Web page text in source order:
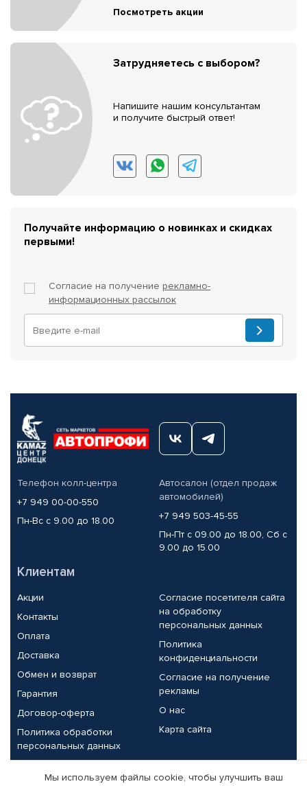
Посмотреть акции
Затрудняетесь с выбором?
Напишите нашим консультантам
и получите быстрый ответ!
Получайте информацию о новинках и скидках
первыми!
Согласие на получение рекламно-
информационных рассылок
Телефон колл-центра
+7 949 00-00-550
Пн-Вс с 9.00 до 18.00
Автосалон (отдел продаж
автомобилей)
+7 949 503-45-55
Пн-Пт с 09.00 до 18.00, Сб с
9.00 до 15.00
Клиентам
Акции
Контакты
Оплата
Доставка
Обмен и возврат
Гарантия
Договор-оферта
Политика обработки
персональных данных
Согласие посетителя сайта
на обработку
персональных данных
Политика
конфиденциальности
Согласие на получение
рекламы
О нас
Карта сайта
Партнерам
Мы используем файлы cookie, чтобы улучшить ваш